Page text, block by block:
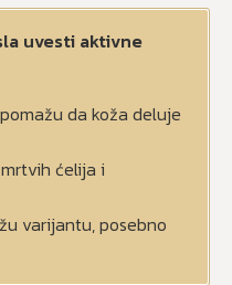
uvesti aktivne
da koža deluje
ćelija i
varijantu, posebno